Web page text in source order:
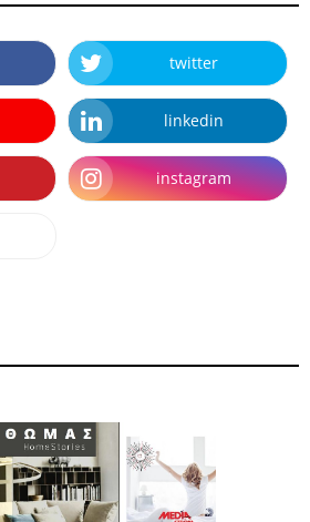
twitter
linkedin
instagram